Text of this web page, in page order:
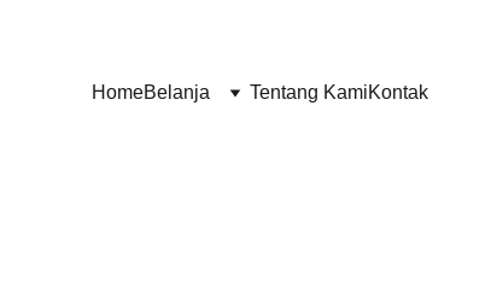
HomeBelanja Tentang KamiKontak